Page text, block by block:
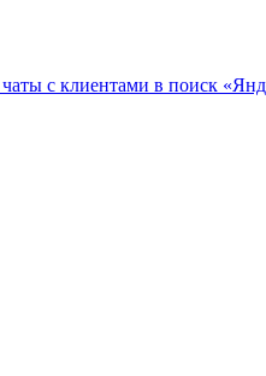
с клиентами в поиск